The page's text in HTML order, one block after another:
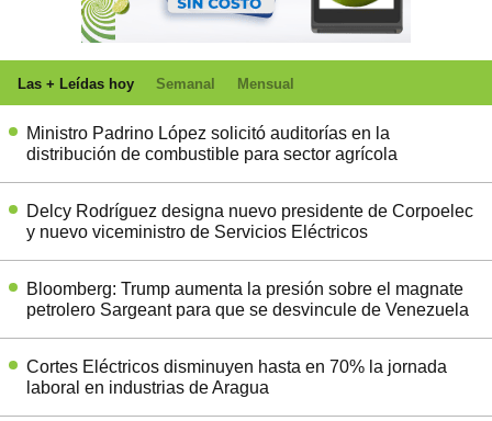
Las + Leídas hoy Semanal Mensual
Ministro Padrino López solicitó auditorías en la
distribución de combustible para sector agrícola
Delcy Rodríguez designa nuevo presidente de Corpoelec
y nuevo viceministro de Servicios Eléctricos
Bloomberg: Trump aumenta la presión sobre el magnate
petrolero Sargeant para que se desvincule de Venezuela
Cortes Eléctricos disminuyen hasta en 70% la jornada
laboral en industrias de Aragua